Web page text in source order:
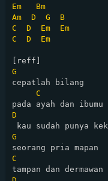
Em
Bm
Am
D G
B
C
D Em
Em
C
D Em
G
cepatlah bilang
C
D
G
C